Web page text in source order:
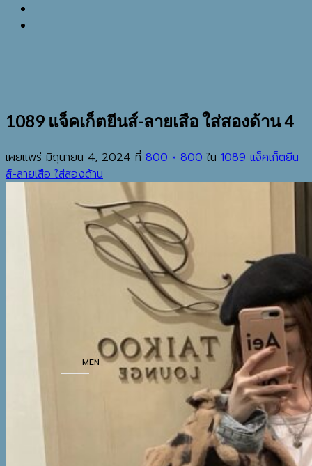
HOME
COATS
THERMAL UNDERWEAR
1089 แจ็คเก็ตยีนส์-ลายเสือ ใส่สองด้าน 4
เผยแพร่ มิถุนายน 4, 2024 ที่ 800 × 800 ใน 1089 แจ็คเก็ตยีน
ส์-ลายเสือ ใส่สองด้าน